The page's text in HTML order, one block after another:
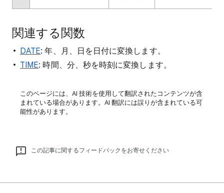
関連する関数
DATE: 年、月、日を日付に変換します。
TIME: 時間、分、秒を時刻に変換します。
このページには、AI 技術を使用して翻訳されたコンテンツが含
まれている場合があります。AI 翻訳には誤りが含まれている可
能性があります。
この記事に関するフィードバックをお寄せください